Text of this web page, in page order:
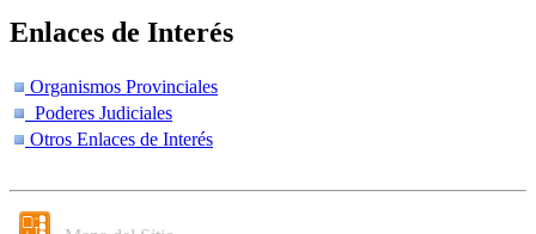
Enlaces de Interés
Organismos Provinciales
Poderes Judiciales
Otros Enlaces de Interés